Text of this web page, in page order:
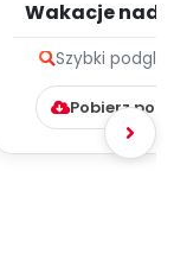
Wakacje nad
Szybki
Pobierz